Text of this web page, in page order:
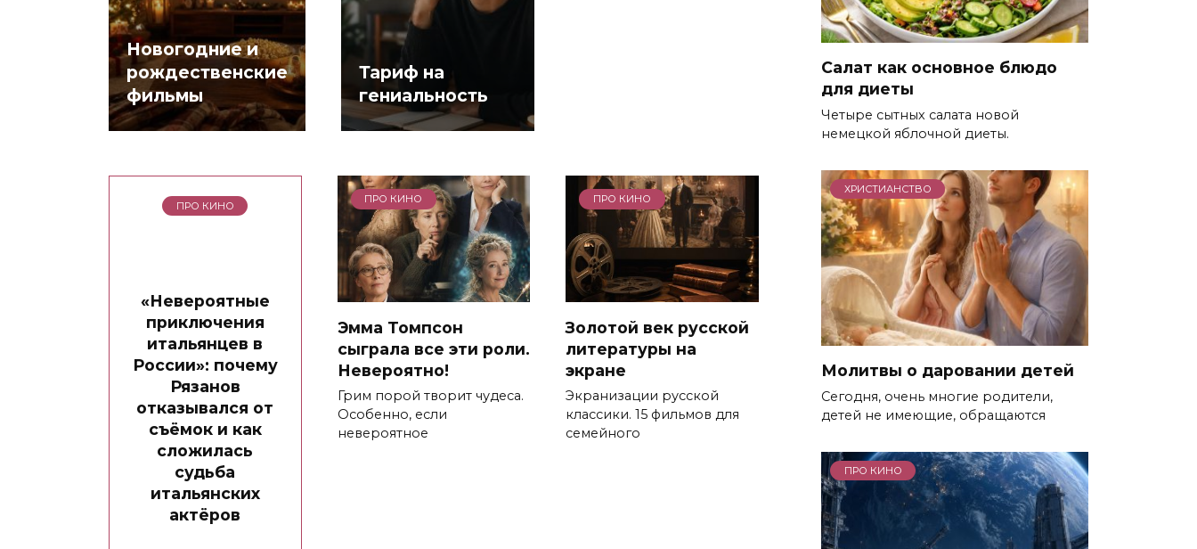
Новогодние и
рождественские
фильмы
Тариф на
гениальность
ПРО КИНО
«Невероятные
приключения
итальянцев в
России»: почему
Рязанов
отказывался от
съёмок и как
сложилась
судьба
итальянских
актёров
ПРО КИНО
Эмма Томпсон
сыграла все эти роли.
Невероятно!
Грим порой творит чудеса.
Особенно, если
невероятное
ПРО КИНО
Золотой век русской
литературы на
экране
Экранизации русской
классики. 15 фильмов для
семейного
Салат как основное блюдо
для диеты
Четыре сытных салата новой
немецкой яблочной диеты.
ХРИСТИАНСТВО
Молитвы о даровании детей
Сегодня, очень многие родители,
детей не имеющие, обращаются
ПРО КИНО